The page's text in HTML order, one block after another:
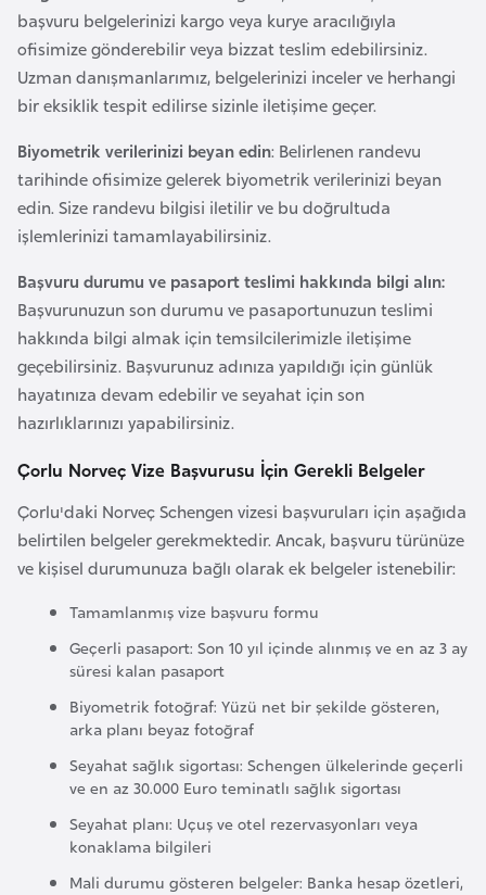
başvuru belgelerinizi kargo veya kurye aracılığıyla
ofisimize gönderebilir veya bizzat teslim edebilirsiniz.
Uzman danışmanlarımız, belgelerinizi inceler ve herhangi
bir eksiklik tespit edilirse sizinle iletişime geçer.
Biyometrik verilerinizi beyan edin: Belirlenen randevu
tarihinde ofisimize gelerek biyometrik verilerinizi beyan
edin. Size randevu bilgisi iletilir ve bu doğrultuda
işlemlerinizi tamamlayabilirsiniz.
Başvuru durumu ve pasaport teslimi hakkında bilgi alın:
Başvurunuzun son durumu ve pasaportunuzun teslimi
hakkında bilgi almak için temsilcilerimizle iletişime
geçebilirsiniz. Başvurunuz adınıza yapıldığı için günlük
hayatınıza devam edebilir ve seyahat için son
hazırlıklarınızı yapabilirsiniz.
Çorlu Norveç Vize Başvurusu İçin Gerekli Belgeler
Çorlu'daki Norveç Schengen vizesi başvuruları için aşağıda
belirtilen belgeler gerekmektedir. Ancak, başvuru türünüze
ve kişisel durumunuza bağlı olarak ek belgeler istenebilir:
Tamamlanmış vize başvuru formu
Geçerli pasaport: Son 10 yıl içinde alınmış ve en az 3 ay
süresi kalan pasaport
Biyometrik fotoğraf: Yüzü net bir şekilde gösteren,
arka planı beyaz fotoğraf
Seyahat sağlık sigortası: Schengen ülkelerinde geçerli
ve en az 30.000 Euro teminatlı sağlık sigortası
Seyahat planı: Uçuş ve otel rezervasyonları veya
konaklama bilgileri
Mali durumu gösteren belgeler: Banka hesap özetleri,
l
g
a
r
s
t
a
n
B
u
r
k
i
a
F
a
s